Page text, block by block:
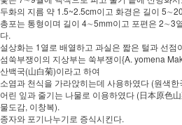
두화의 지름 약 1.5~2.5cm이고 화경은 길이
총포는 통형이며 길이 4∼5mm이고 포편은 2∼3
다.
설상화는 1열로 배열하고 과실은 짧은 털과 선점
섬쑥부쟁이의 지상부는 쑥부쟁이{A. yomena
산백국(山白菊)이라고 하여
소염과 천식을 가라앉히는데 사용하였다 (원색
어린 잎과 줄기는 나물로 이용하였다 (日本原色
물도감, 이창복).
종자와 포기나누기로 증식시킨다.